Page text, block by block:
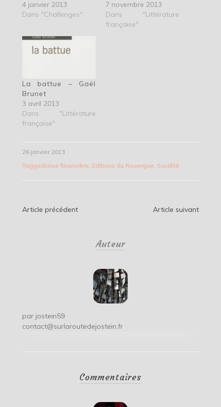
4 janvier 2013
Dans "Challenges"
7 novembre 2013
Dans "Littérature
française"
La battue – Gaël
Brunet
3 avril 2013
Dans "Littérature
française"
26 janvier 2013
Taggedcrise financière, Editions du Rouergue, Société
Navigation
Article précédent Article suivant
Auteur
par jostein59
contact@surlaroutedejostein.fr
Commentaires